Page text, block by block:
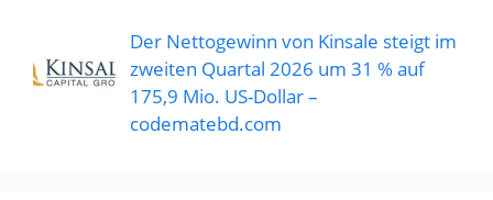
Der Nettogewinn von Kinsale steigt im
zweiten Quartal 2026 um 31 % auf
175,9 Mio. US-Dollar –
codematebd.com